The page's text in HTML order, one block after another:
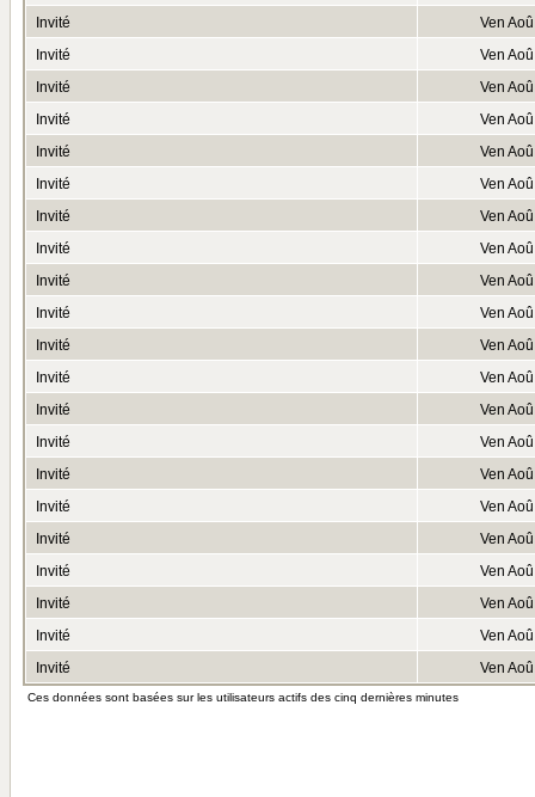
Invité
Ven
Invité
Ven
Invité
Ven
Invité
Ven
Invité
Ven
Invité
Ven
Invité
Ven
Invité
Ven
Invité
Ven
Invité
Ven
Invité
Ven
Invité
Ven
Invité
Ven
Invité
Ven
Invité
Ven
Invité
Ven
Invité
Ven
Invité
Ven
Invité
Ven
Invité
Ven
Invité
Ven
Ces données sont basées sur les utilisateurs actifs des cinq dernières minutes